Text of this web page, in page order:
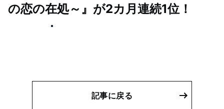
の恋の在処～』が2カ月連続1位！
記事に戻る